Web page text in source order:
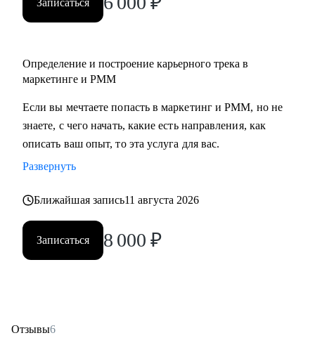
• Middle/senior специалистам в маркетинге и PMM для
• Всем, кто точно понимает, что хочет попасть в Digital-
маркетинг и PMM, но не знает, какие бывают направления,
с чего можно начать, в какую сторону двигаться.
Записаться
Определение и построение карьерного трека в
маркетинге и PMM
Если вы мечтаете попасть в маркетинг и PMM, но не
знаете, с чего начать, какие есть направления, как
описать ваш опыт, то эта услуга для вас.
Развернуть
Ближайшая запись11 августа 2026
Записаться 8 000 ₽
Отзывы6